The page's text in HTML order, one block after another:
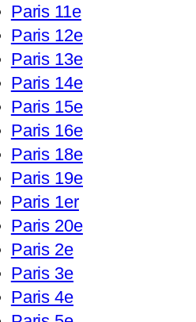
Paris 11e
Paris 12e
Paris 13e
Paris 14e
Paris 15e
Paris 16e
Paris 18e
Paris 19e
Paris 1er
Paris 20e
Paris 2e
Paris 3e
Paris 4e